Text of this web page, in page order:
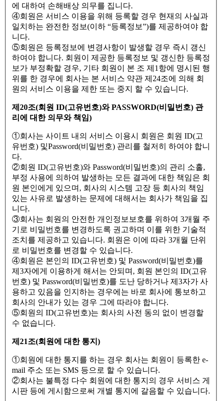
에 대하여 손해배상 의무를 집니다.
④회원은 서비스 이용을 위해 등록할 경우 현재의 사실과
일치하는 완전한 정보(이하 “등록정보”)를 제공하여야 합
니다.
⑤회원은 등록정보에 변경사항이 발생할 경우 즉시 갱신
하여야 합니다. 회원이 제공한 등록정보 및 갱신한 등록정
보가 부정확할 경우, 기타 회원이 본 조 제1항에 명시된 행
위를 한 경우에 회사는 본 서비스 약관 제24조에 의해 회
원의 서비스 이용을 제한 또는 중지 할 수 있습니다.
제20조(회원 ID(고유번호)와 PASSWORD(비밀번호) 관
리에 대한 의무와 책임)
①회사는 사이트 내의 서비스 이용시 회원은 회원 ID(고
유번호) 및Password(비밀번호) 관리를 철저히 하여야 합니
다.
②회원 ID(고유번호)와 Password(비밀번호)의 관리 소홀,
부정 사용에 의하여 발생하는 모든 결과에 대한 책임은 회
원 본인에게 있으며, 회사의 시스템 고장 등 회사의 책임
있는 사유로 발생하는 문제에 대해서는 회사가 책임을 집
니다.
③회사는 회원의 안전한 개인정보보호를 위하여 3개월 주
기로 비밀번호를 변경하도록 권고하며 이를 위한 기술적
조치를 제공하고 있습니다. 회원은 이에 따라 3개월 단위
로 비밀번호를 변경할 수 있습니다.
④회원은 본인의 ID(고유번호) 및 Password(비밀번호)를
제3자에게 이용하게 해서는 안되며, 회원 본인의 ID(고유
번호) 및 Password(비밀번호)를 도난 당하거나 제3자가 사
용하고 있음을 인지하는 경우에는 바로 회사에 통보하고
회사의 안내가 있는 경우 그에 따라야 합니다.
⑤회원의 ID(고유번호)는 회사의 사전 동의 없이 변경할
수 없습니다.
제21조(회원에 대한 통지)
①회원에 대한 통지를 하는 경우 회사는 회원이 등록한 e-
mail 주소 또는 SMS 등으로 할 수 있습니다.
②회사는 불특정 다수 회원에 대한 통지의 경우 서비스 게
시판 등에 게시함으로써 개별 통지에 갈음할 수 있습니다.